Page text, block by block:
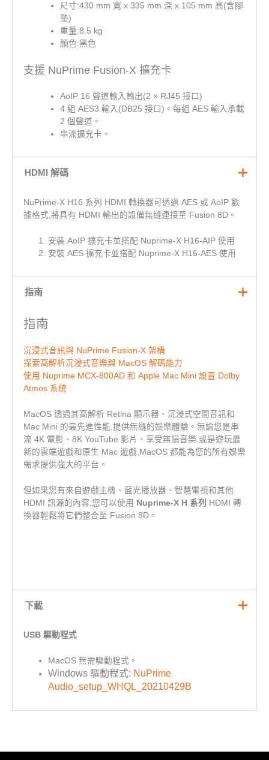
尺寸:430 mm 寬 x 335 mm 深 x 105 mm 高(含腳
墊)
重量:8.5 kg
顏色:黑色
支援 NuPrime Fusion-X 擴充卡
AoIP 16 聲道輸入輸出(2 × RJ45 接口)
4 組 AES3 輸入(DB25 接口)。每組 AES 輸入承載
2 個聲道。
串流擴充卡。
HDMI 解碼
NuPrime-X H16 系列 HDMI 轉換器可透過 AES 或 AoIP 數
據格式,將具有 HDMI 輸出的設備無縫連接至 Fusion 8D。
安裝 AoIP 擴充卡並搭配 Nuprime-X H16-AIP 使用
安裝 AES 擴充卡並搭配 Nuprime-X H16-AES 使用
指南
指南
沉浸式音訊與 NuPrime Fusion-X 架構
探索高解析沉浸式音樂與 MacOS 解碼能力
使用 Nuprime MCX-800AD 和 Apple Mac Mini 設置 Dolby
Atmos 系統
MacOS 透過其高解析 Retina 顯示器、沉浸式空間音訊和
Mac Mini 的最先進性能,提供無縫的娛樂體驗。無論您是串
流 4K 電影、8K YouTube 影片、享受無損音樂,或是遊玩最
新的雲端遊戲和原生 Mac 遊戲,MacOS 都能為您的所有娛樂
需求提供強大的平台。
但如果您有來自遊戲主機、藍光播放器、智慧電視和其他
HDMI 訊源的內容,您可以使用 Nuprime-X H 系列 HDMI 轉
換器輕鬆將它們整合至 Fusion 8D。
下載
USB 驅動程式
MacOS 無需驅動程式。
Windows 驅動程式: NuPrime
Audio_setup_WHQL_20210429B